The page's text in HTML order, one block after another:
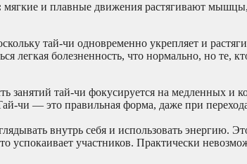
мягкие и плавные движения растягивают мышцы,
тай-чи одновременно укрепляет и
легкая болезненность, что нормально, но те,
занятий тай-чи фокусируется на медленных
чи — это правильная форма, даже при
внутрь себя и использовать
успокаивает участников. Практически